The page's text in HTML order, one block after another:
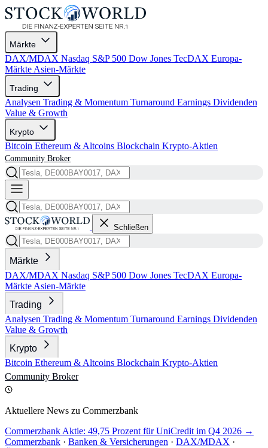
Märkte
DAX/MDAX Nasdaq S&P 500 Dow Jones TecDAX Europa-
Märkte Asien-Märkte
Trading
Analysen Trading & Momentum Turnaround Earnings Dividenden
Value & Growth
Krypto
Bitcoin Ethereum & Altcoins Blockchain Krypto-Aktien
Community Broker
Schließen
Märkte
DAX/MDAX Nasdaq S&P 500 Dow Jones TecDAX Europa-
Märkte Asien-Märkte
Trading
Analysen Trading & Momentum Turnaround Earnings Dividenden
Value & Growth
Krypto
Bitcoin Ethereum & Altcoins Blockchain Krypto-Aktien
Community Broker
Aktuellere News zu Commerzbank
Commerzbank Aktie: 49,75 Prozent für UniCredit im Q4 2026 →
Commerzbank · Banken & Versicherungen · DAX/MDAX ·